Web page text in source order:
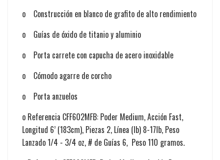
o
Construcción en blanco de grafito de alto rendimiento
o
Guías de óxido de titanio y aluminio
o
Porta carrete con capucha de acero inoxidable
o
Cómodo agarre de corcho
o
Porta anzuelos
o Referencia CFF602MFB: Poder Medium, Acción Fast,
Longitud 6’ (183cm), Piezas 2, Línea (lb) 8-17lb, Peso
Lanzado 1/4 - 3/4 oz, # de Guías 6, Peso 110 gramos.